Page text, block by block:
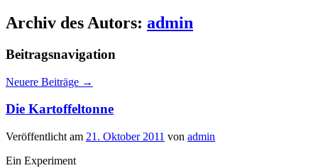
Archiv des Autors: admin
Beitragsnavigation
Neuere Beiträge →
Die Kartoffeltonne
Veröffentlicht am 21. Oktober 2011 von admin
Ein Experiment